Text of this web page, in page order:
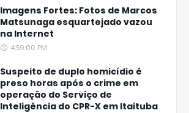
Imagens Fortes: Fotos de Marcos
Matsunaga esquartejado vazou
na Internet
4:59:00 PM
Suspeito de duplo homicídio é
preso horas após o crime em
operação do Serviço de
Inteligência do CPR-X em Itaituba